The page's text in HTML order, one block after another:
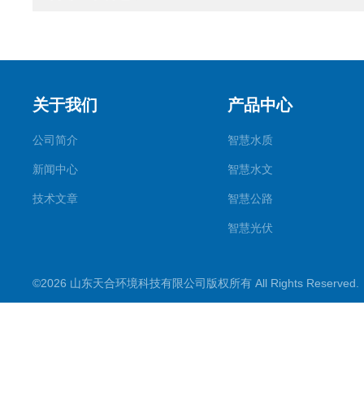
关于我们
公司简介
新闻中心
技术文章
产品中心
智慧水质
智慧水文
智慧公路
智慧光伏
智慧农业
©2026 山东天合环境科技有限公司版权所有 All Rights